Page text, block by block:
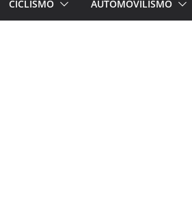
CICLISMO AUTOMOVILISMO